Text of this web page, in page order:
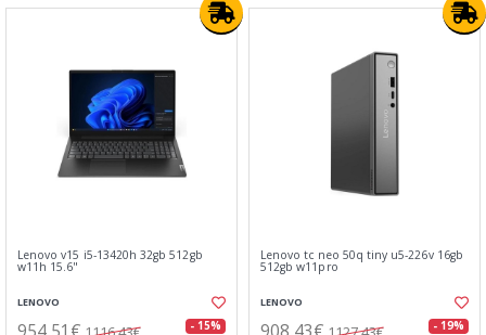
Lenovo v15 i5-13420h 32gb 512gb
w11h 15.6"
LENOVO
- 15%
Lenovo tc neo 50q tiny u5-226v 16gb
512gb w11pro
LENOVO
- 19%